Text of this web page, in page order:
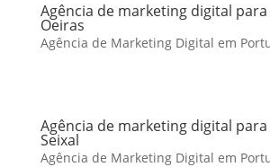
Agência de marketing digital
Oeiras
Agência de Marketing Digital em
Agência de marketing digital
Seixal
Agência de Marketing Digital em